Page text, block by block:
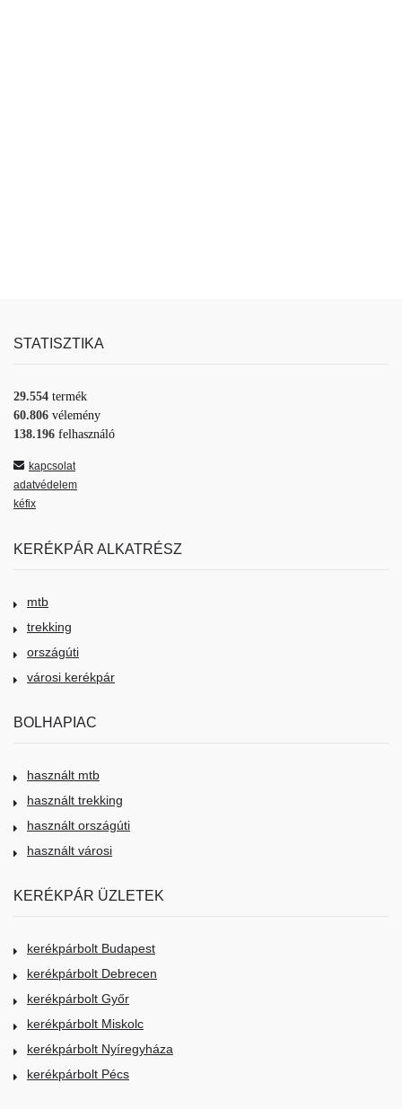
STATISZTIKA
29.554 termék
60.806 vélemény
138.196 felhasználó
kapcsolat
adatvédelem
kéfix
KERÉKPÁR ALKATRÉSZ
mtb
trekking
országúti
városi kerékpár
BOLHAPIAC
használt mtb
használt trekking
használt országúti
használt városi
KERÉKPÁR ÜZLETEK
kerékpárbolt Budapest
kerékpárbolt Debrecen
kerékpárbolt Győr
kerékpárbolt Miskolc
kerékpárbolt Nyíregyháza
kerékpárbolt Pécs